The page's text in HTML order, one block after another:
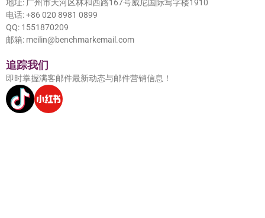
地址: 广州市天河区林和西路167号威尼国际写字楼1910
电话: +86 020 8981 0899
QQ: 1551870209
邮箱: meilin@benchmarkemail.com
追踪我们
即时掌握满客邮件最新动态与邮件营销信息！